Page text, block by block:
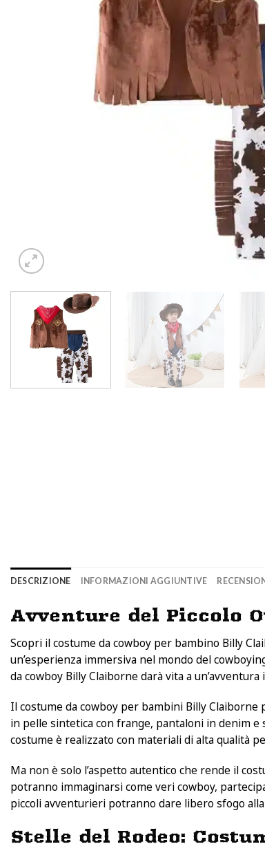
DESCRIZIONE INFORMAZIONI AGGIUNTIVE
Avventure del Piccolo
Scopri il costume da cowboy per bambino Billy
un’esperienza immersiva nel mondo del
da cowboy Billy Claiborne darà vita a
Il costume da cowboy per bambini Billy Claiborne
in pelle sintetica con frange, pantaloni in denim
costume è realizzato con materiali di alta qualità
Ma non è solo l’aspetto autentico che rende il
potranno immaginarsi come veri cowboy,
piccoli avventurieri potranno dare libero sfogo
Stelle del Rodeo: